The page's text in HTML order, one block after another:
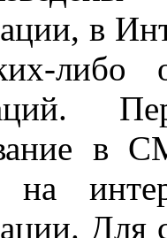
в
либо
в
на
Для